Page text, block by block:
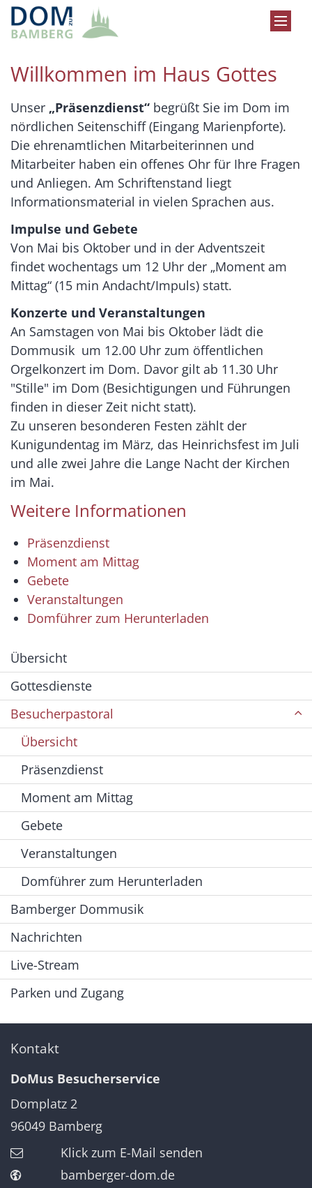
Zum Inhalt springen
Willkommen im Haus Gottes
Unser „Präsenzdienst“ begrüßt Sie im Dom im
nördlichen Seitenschiff (Eingang Marienpforte).
Die ehrenamtlichen Mitarbeiterinnen und
Mitarbeiter haben ein offenes Ohr für Ihre Fragen
und Anliegen. Am Schriftenstand liegt
Informationsmaterial in vielen Sprachen aus.
Impulse und Gebete
Von Mai bis Oktober und in der Adventszeit
findet wochentags um 12 Uhr der „Moment am
Mittag“ (15 min Andacht/Impuls) statt.
Konzerte und Veranstaltungen
An Samstagen von Mai bis Oktober lädt die
Dommusik um 12.00 Uhr zum öffentlichen
Orgelkonzert im Dom. Davor gilt ab 11.30 Uhr
"Stille" im Dom (Besichtigungen und Führungen
finden in dieser Zeit nicht statt).
Zu unseren besonderen Festen zählt der
Kunigundentag im März, das Heinrichsfest im Juli
und alle zwei Jahre die Lange Nacht der Kirchen
im Mai.
Weitere Informationen
Präsenzdienst
Moment am Mittag
Gebete
Veranstaltungen
Domführer zum Herunterladen
Übersicht
Gottesdienste
Besucherpastoral
Übersicht
Präsenzdienst
Moment am Mittag
Gebete
Veranstaltungen
Domführer zum Herunterladen
Bamberger Dommusik
Nachrichten
Live-Stream
Parken und Zugang
Kontakt
DoMus Besucherservice
Domplatz 2
96049 Bamberg
Klick zum E-Mail senden
bamberger-dom.de